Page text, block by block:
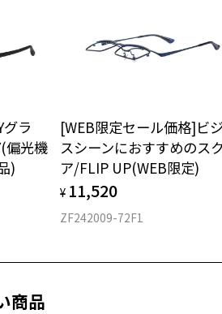
、アタッチメント込みの重さ
ラ
偏光機
)
[WEB限定セール価格]ビ
スシーンにおすすめのス
ア/FLIP UP(WEB限定)
¥ 11,520
ZF242009-72F1
商品